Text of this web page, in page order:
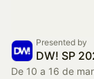
Presented by
DW! SP
De 10 a 16 de